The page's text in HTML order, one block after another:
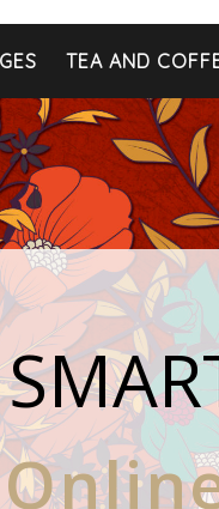
TEA AND